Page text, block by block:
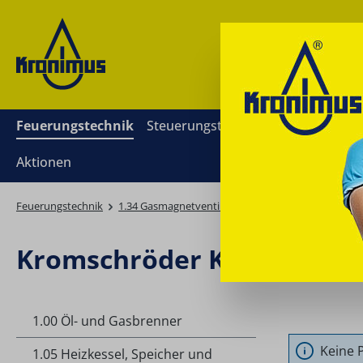
Zur Hauptnavigation springen
Feuerungstechnik Steuerungstechnik Mess- und
Aktionen
Feuerungstechnik 1.34 Gasmagnetventile, Gasmultiblöcke
Kromschröder
1.00 Öl- und Gasbrenner
1.05 Heizkessel, Speicher und
Keine